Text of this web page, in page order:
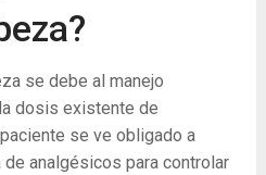
se debe al manejo
dosis existente de
se ve obligado a
analgésicos para controlar